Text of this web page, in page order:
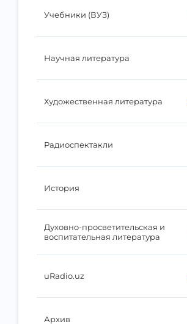
Учебники (ВУЗ)
Научная литература
Художественная литература
Радиоспектакли
История
Духовно-просветительская и
воспитательная литература
uRadio.uz
Архив